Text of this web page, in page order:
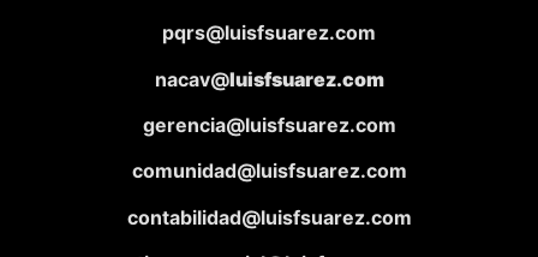
pqrs@luisfsuarez.com
nacav@luisfsuarez.com
gerencia@luisfsuarez.com
comunidad@luisfsuarez.com
contabilidad@luisfsuarez.com